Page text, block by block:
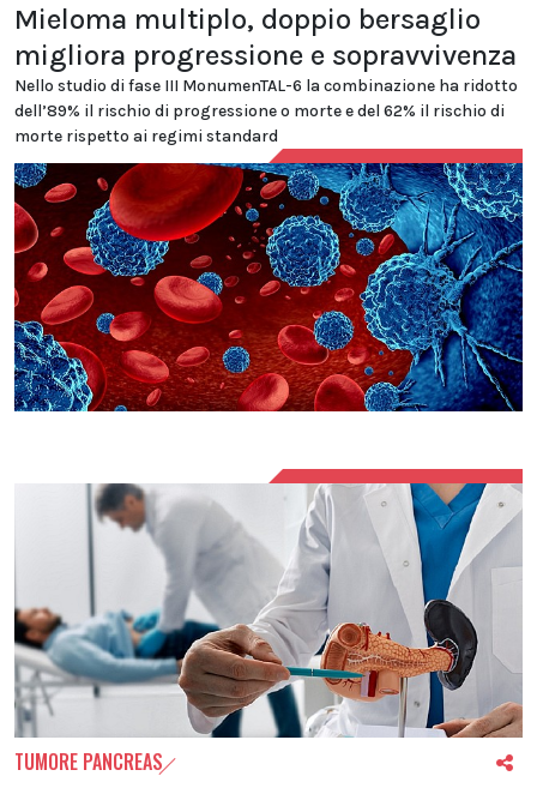
Mieloma multiplo, doppio bersaglio
migliora progressione e sopravvivenza
Nello studio di fase III MonumenTAL-6 la combinazione ha ridotto
dell’89% il rischio di progressione o morte e del 62% il rischio di
morte rispetto ai regimi standard
TUMORE PANCREAS